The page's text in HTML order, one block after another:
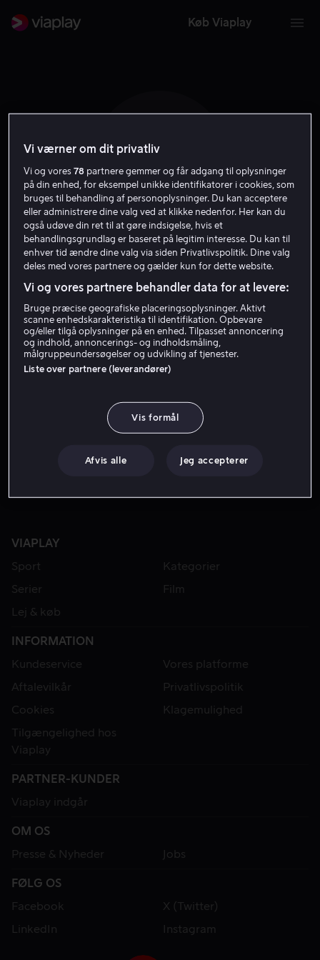
Køb Viaplay
T Y
Tatsuya Yoshihara
Instruktør
VIAPLAY
Sport
Kategorier
Serier
Film
Lej & køb
INFORMATION
Kundeservice
Vores platforme
Aftalevilkår
Privatlivspolitik
Cookies
Klagemulighed
Tilgængelighed hos
Viaplay
PARTNER-KUNDER
Viaplay indgår
OM OS
Presse & Nyheder
Jobs
FØLG OS
Facebook
X (Twitter)
LinkedIn
Instagram
Vi værner om dit privatliv
Vi og vores78 partnere gemmer og får adgang til oplysninger
på din enhed, for eksempel unikke identifikatorer i cookies, som
bruges til behandling af personoplysninger. Du kan acceptere
eller administrere dine valg ved at klikke nedenfor. Her kan du
også udøve din ret til at gøre indsigelse, hvis et
behandlingsgrundlag er baseret på legitim interesse. Du kan til
enhver tid ændre dine valg via siden Privatlivspolitik. Dine valg
deles med vores partnere og gælder kun for dette website.
Vi og vores partnere behandler data for at levere:
Bruge præcise geografiske placeringsoplysninger. Aktivt
scanne enhedskarakteristika til identifikation. Opbevare
og/eller tilgå oplysninger på en enhed. Tilpasset annoncering
og indhold, annoncerings- og indholdsmåling,
målgruppeundersøgelser og udvikling af tjenester.
Liste over partnere (leverandører)
Vis formål
Afvis alle Jeg accepterer